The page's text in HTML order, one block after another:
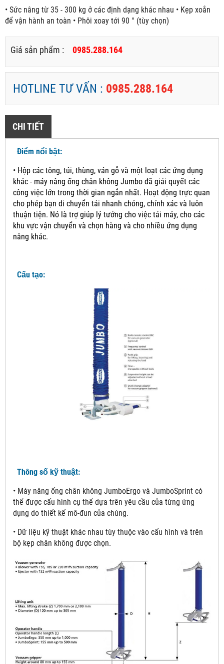
• Sức nâng từ 35 - 300 kg ở các định dạng khác nhau • Kẹp xoắn
để vận hành an toàn • Phôi xoay tới 90 ° (tùy chọn)
Giá sản phẩm : 0985.288.164
HOTLINE TƯ VẤN : 0985.288.164
CHI TIẾT
Điểm nổi bật:
• Hộp các tông, túi, thùng, ván gỗ và một loạt các ứng dụng
khác - máy nâng ống chân không Jumbo đã giải quyết các
công việc lớn trong thời gian ngắn nhất. Hoạt động trực quan
cho phép bạn di chuyển tải nhanh chóng, chính xác và luôn
thuận tiện. Nó là trợ giúp lý tưởng cho việc tải máy, cho các
khu vực vận chuyển và chọn hàng và cho nhiều ứng dụng
nâng khác.
Cấu tạo:
Thông số kỹ thuật:
• Máy nâng ống chân không JumboErgo và JumboSprint có
thể được cấu hình cụ thể dựa trên yêu cầu của từng ứng
dụng do thiết kế mô-đun của chúng.
• Dữ liệu kỹ thuật khác nhau tùy thuộc vào cấu hình và trên
bộ kẹp chân không được chọn.